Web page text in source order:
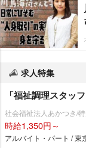
求人特集
「福祉調理スタッ
社会福祉法人あかつき/
時給1,350円～
アルバイト・パート / 東